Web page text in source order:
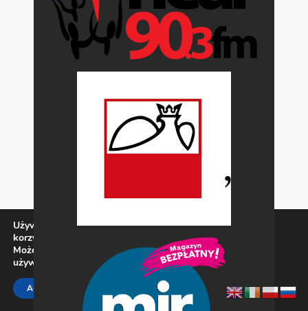
Używamy ciasteczek, aby zapewnić najlepszą jakość
korzystania z naszej witryny.
Możesz dowiedzieć się więcej o tym, jakich ciasteczek
używamy, lub wyłączyć je w ustawieniach.
ACCEPT SETTINGS Zamknij panel